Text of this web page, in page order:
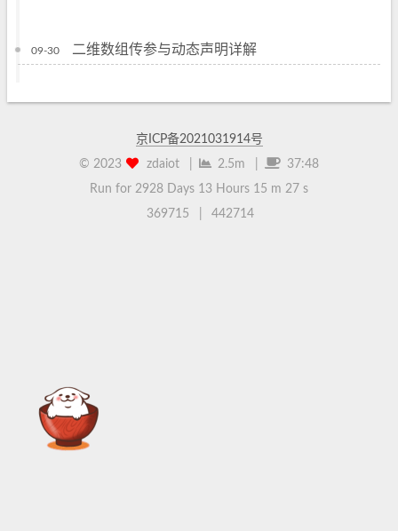
09-30 二维数组传参与动态声明详解
京ICP备2021031914号
© 2023 zdaiot 2.5m
37:48
Run for 2928 Days 13 Hours 15 m 27 s
369715
442714